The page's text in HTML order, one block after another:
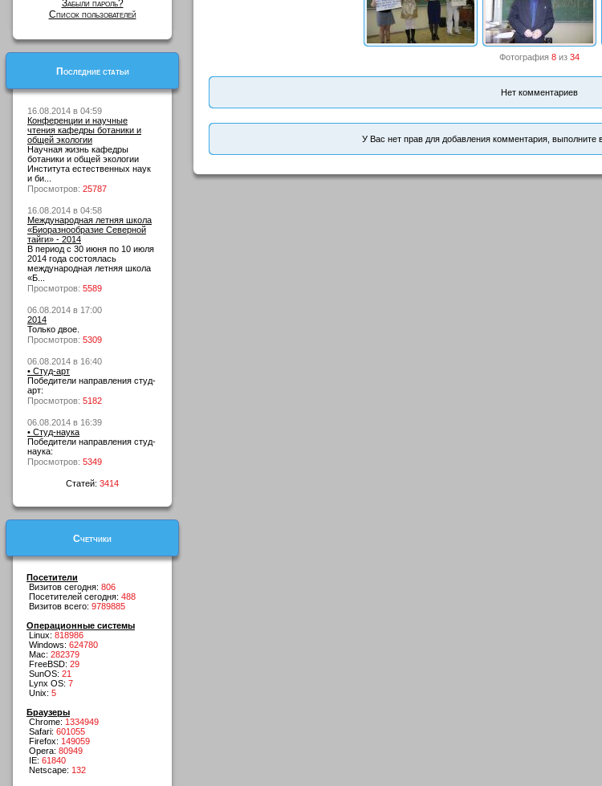
Забыли пароль?
Список пользователей
Последние статьи
16.08.2014 в 04:59
Конференции и научные
чтения кафедры ботаники и
общей экологии
Научная жизнь кафедры
ботаники и общей экологии
Института естественных наук
и би...
Просмотров: 25787
16.08.2014 в 04:58
Международная летняя школа
«Биоразнообразие Северной
тайги» - 2014
В период с 30 июня по 10 июля
2014 года состоялась
международная летняя школа
«Б...
Просмотров: 5589
06.08.2014 в 17:00
2014
Только двое.
Просмотров: 5309
06.08.2014 в 16:40
• Студ-арт
Победители направления студ-
арт:
Просмотров: 5182
06.08.2014 в 16:39
• Студ-наука
Победители направления студ-
наука:
Просмотров: 5349
Статей: 3414
Счетчики
Посетители
Визитов сегодня: 806
Посетителей сегодня: 488
Визитов всего: 9789885
Операционные системы
Linux: 818986
Windows: 624780
Mac: 282379
FreeBSD: 29
SunOS: 21
Lynx OS: 7
Unix: 5
Браузеры
Chrome: 1334949
Safari: 601055
Firefox: 149059
Opera: 80949
IE: 61840
Netscape: 132
Фотография 8 из 34
Нет комментариев
У Вас нет прав для добавления комментария, выполните